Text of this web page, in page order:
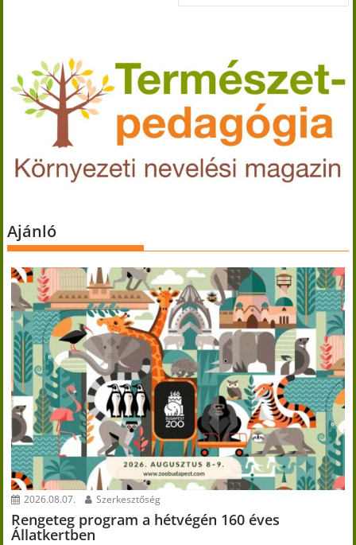
Ajánló
2026.08.07. Szerkesztőség
Rengeteg program a hétvégén 160 éves
Állatkertben